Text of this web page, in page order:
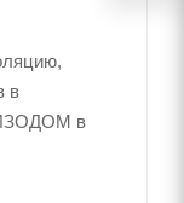
в
ИЗОДОМ в